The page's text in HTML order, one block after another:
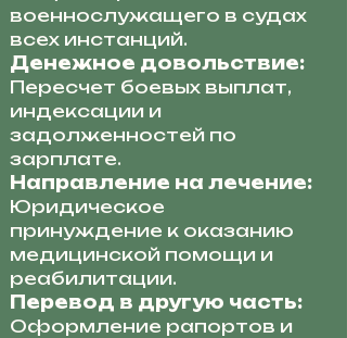
военнослужащего в судах
всех инстанций.
Денежное довольствие:
Пересчет боевых выплат,
индексации и
задолженностей по
зарплате.
Направление на лечение:
Юридическое
принуждение к оказанию
медицинской помощи и
реабилитации.
Перевод в другую часть:
Оформление рапортов и